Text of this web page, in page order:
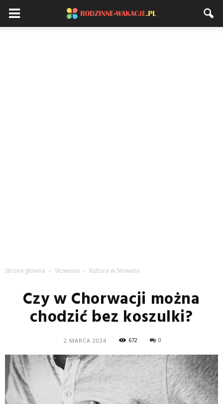
Strona główna Słowenia Kultura w Słowenii
Czy w Chorwacji można
chodzić bez koszulki?
2 MARCA 2024 672 0